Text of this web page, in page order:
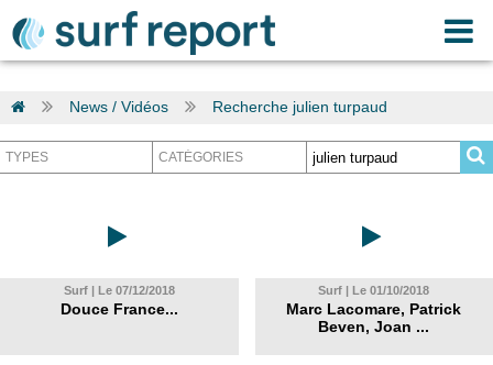
News / Vidéos Recherche julien turpaud
Surf | Le 07/12/2018
Douce France...
Surf | Le 01/10/2018
Marc Lacomare, Patrick
Beven, Joan ...